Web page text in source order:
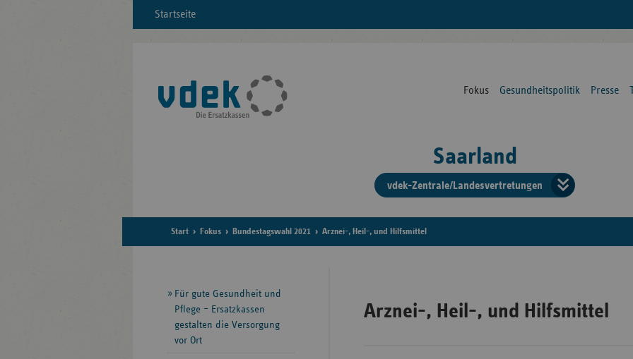
Startseite
Fokus Gesundheitspolitik Presse
Saarland
vdek-Zentrale/Landesvertretungen
der
Start Fokus Bundestagswahl 2021 Arznei-, Heil-, und Hilfsmittel
Arznei-, Heil-, und Hilfsmittel
Seitennavigation
Für gute Gesundheit und
Pflege – Ersatzkassen
gestalten die Versorgung
vor Ort